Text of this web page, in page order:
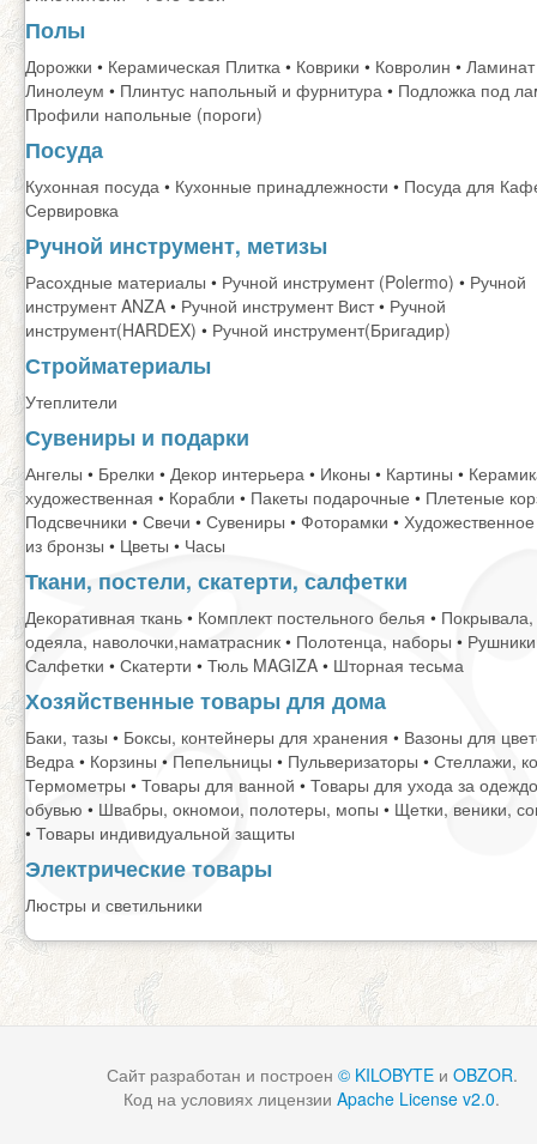
Полы
Дорожки • Керамическая Плитка • Коврики • Ковролин • Ламинат
Линолеум • Плинтус напольный и фурнитура • Подложка под
Профили напольные (пороги)
Посуда
Кухонная посуда • Кухонные принадлежности • Посуда для
Сервировка
Ручной инструмент, метизы
Расохдные материалы • Ручной инструмент (Polermo) • Ручной
инструмент ANZA • Ручной инструмент Вист• Ручной
инструмент(HARDEX) • Ручной инструмент(Бригадир)
Стройматериалы
Утеплители
Сувениры и подарки
Ангелы • Брелки • Декор интерьера • Иконы • Картины •
художественная • Корабли • Пакеты подарочные • Плетеные
Подсвечники • Свечи • Сувениры • Фоторамки •
из бронзы • Цветы • Часы
Ткани, постели, скатерти, салфетки
Декоративная ткань • Комплект постельного белья • Покрывала,
одеяла, наволочки,наматрасник • Полотенца, наборы • Рушники
Салфетки • Скатерти • Тюль MAGIZA • Шторная тесьма
Хозяйственные товары для дома
Баки, тазы • Боксы, контейнеры для хранения • Вазоны для
Ведра • Корзины • Пепельницы • Пульверизаторы • Стеллажи,
Термометры • Товары для ванной • Товары для ухода за
обувью • Швабры, окномои, полотеры, мопы • Щетки, веники,
• Товары индивидуальной защиты
Электрические товары
Люстры и светильники
Сайт разработан и построен © KILOBYTEи OBZOR.
Код на условиях лицензии Apache License v2.0.